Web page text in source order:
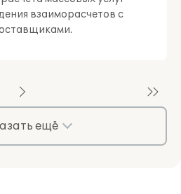
взаиморасчетов с
ещё